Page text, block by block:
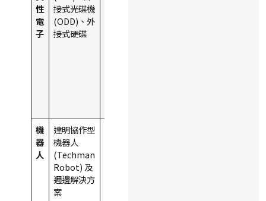
性
電
子
接式光碟機
(ODD)、外
接式硬碟
機
器
人
達明協作型
機器人
(Techman
Robot) 及
週邊解決方
案